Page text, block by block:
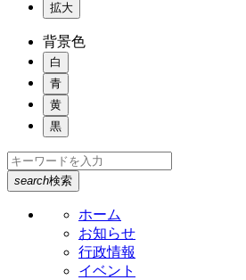
拡大
背景色
白
青
黄
黒
search検索
ホーム
お知らせ
行政情報
イベント